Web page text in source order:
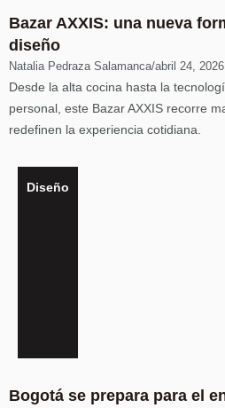
Bazar AXXIS: una nueva
diseño
Natalia Pedraza Salamanca/abril 24, 2026
Desde la alta cocina hasta la
personal, este Bazar AXXIS recorre
redefinen la experiencia cotidiana.
Diseño
Bogotá se prepara para el